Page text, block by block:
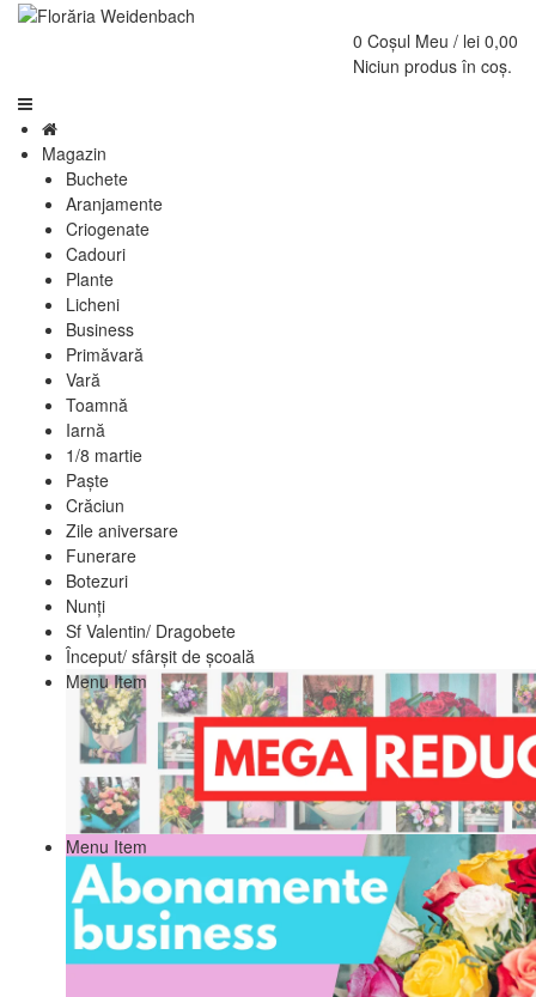
0 Coșul Meu / lei 0,00
Niciun produs în coș.
Magazin
Buchete
Aranjamente
Criogenate
Cadouri
Plante
Licheni
Business
Primăvară
Vară
Toamnă
Iarnă
1/8 martie
Paște
Crăciun
Zile aniversare
Funerare
Botezuri
Nunți
Sf Valentin/ Dragobete
Început/ sfârșit de școală
Menu Item
Menu Item